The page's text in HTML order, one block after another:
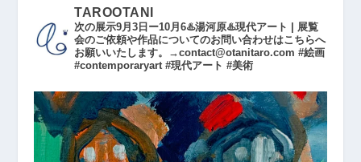
TAROOTANI
次の展示9月3日ー10月6♨️湯河原♨️現代アート | 展覧
会のご依頼や作品についてのお問い合わせはこちらへ
お願いいたします。→contact@otanitaro.com #絵画
#contemporaryart #現代アート #美術